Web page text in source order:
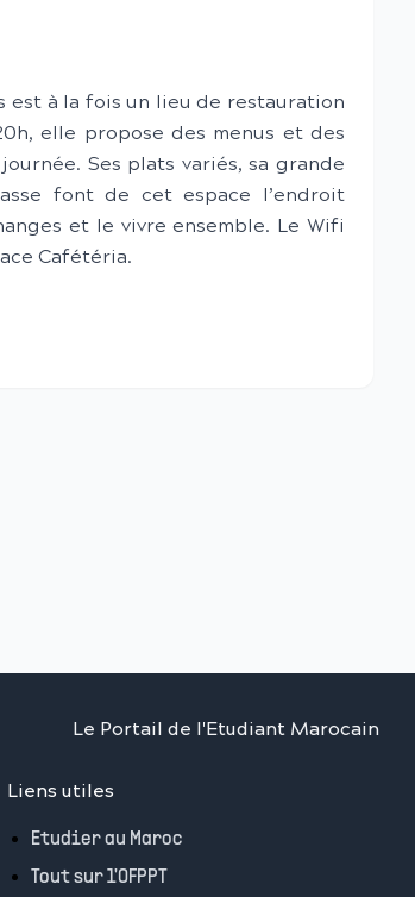
est à la fois un lieu de restauration
elle propose des menus et des
Ses plats variés, sa grande
font de cet espace l’endroit
et le vivre ensemble. Le Wifi
Cafétéria.
Le Portail de l'Etudiant Marocain
Liens utiles
Etudier au Maroc
Tout sur l'OFPPT